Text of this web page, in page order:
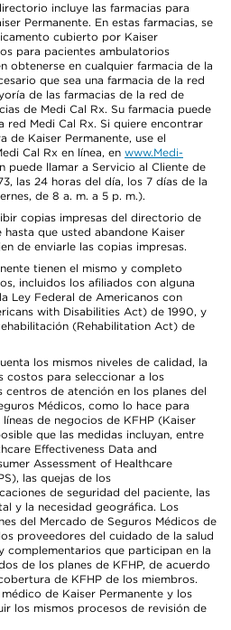
incluye las farmacias para
Permanente. En estas farmacias, se
cubierto por Kaiser
para pacientes ambulatorios
obtenerse en cualquier farmacia de la
que sea una farmacia de la red
de las farmacias de la red de
de Medi Cal Rx. Su farmacia puede
red Medi Cal Rx. Si quiere encontrar
de Kaiser Permanente, use el
Cal Rx en línea, en www.Medi-
puede llamar a Servicio al Cliente de
las 24 horas del día, los 7 días de la
de 8 a. m. a 5 p. m.).
copias impresas del directorio de
que usted abandone Kaiser
de enviarle las copias impresas.
tienen el mismo y completo
incluidos los afiliados con alguna
Ley Federal de Americanos con
with Disabilities Act) de 1990, y
(Rehabilitation Act) de
los mismos niveles de calidad, la
costos para seleccionar a los
centros de atención en los planes del
Médicos, como lo hace para
de negocios de KFHP (Kaiser
que las medidas incluyan, entre
Effectiveness Data and
Assessment of Healthcare
las quejas de los
de seguridad del paciente, las
y la necesidad geográfica. Los
del Mercado de Seguros Médicos de
proveedores del cuidado de la salud
complementarios que participan en la
de los planes de KFHP, de acuerdo
de KFHP de los miembros.
de Kaiser Permanente y los
los mismos procesos de revisión de